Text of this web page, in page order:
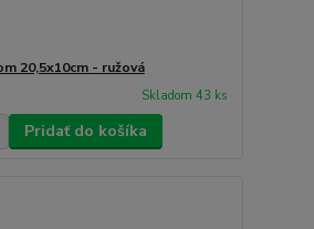
20,5x10cm - ružová
Skladom 43 ks
Pridať do košíka